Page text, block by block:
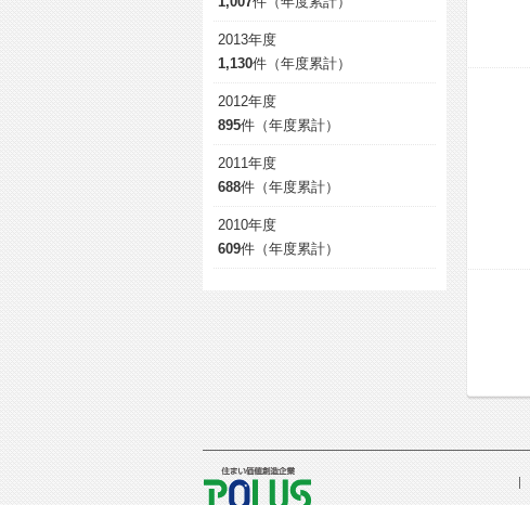
2013年度
1,130件（年度累計）
2012年度
895件（年度累計）
2011年度
688件（年度累計）
2010年度
609件（年度累計）